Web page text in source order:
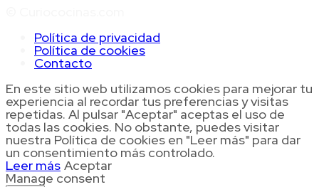
Política de privacidad
Política de cookies
Contacto
En este sitio web utilizamos cookies para mejorar tu
experiencia al recordar tus preferencias y visitas
repetidas. Al pulsar "Aceptar" aceptas el uso de
todas las cookies. No obstante, puedes visitar
nuestra Política de cookies en "Leer más" para dar
un consentimiento más controlado.
Leer más Aceptar
Manage consent